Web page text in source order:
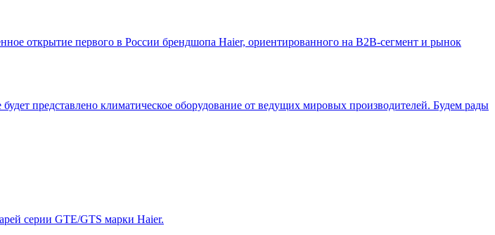
открытие первого в России брендшопа Haier, ориентированного на B2B-сегмент и рынок
представлено климатическое оборудование от ведущих мировых производителей. Будем рады
серии GTE/GTS марки Haier.